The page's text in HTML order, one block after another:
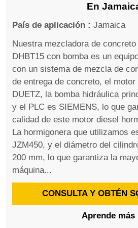
En
País de aplicación : Jamaica
Nuestra mezcladora de
DHBT15 con bomba es un
con un sistema de mezcla de
de entrega de concreto, el
DUETZ, la bomba hidráulica
y el PLC es SIEMENS, lo que
calidad de este motor diesel
La hormigonera que utilizamos
JZM450, y el diámetro del
200 mm, lo que garantiza la
máquina...
CONSULTA Y OBTÉN
Aprende más